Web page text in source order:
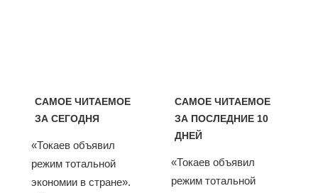
САМОЕ ЧИТАЕМОЕ
ЗА СЕГОДНЯ
«Токаев объявил
режим тотальной
экономии в стране».
САМОЕ ЧИТАЕМОЕ
ЗА ПОСЛЕДНИЕ 10
ДНЕЙ
«Токаев объявил
режим тотальной